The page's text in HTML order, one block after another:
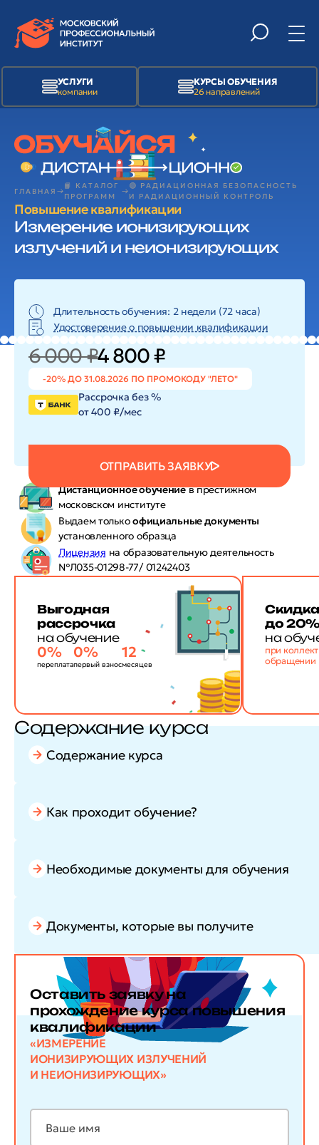
УСЛУГИ
компании
КУРСЫ ОБУЧЕНИЯ
26 направлений
ГЛАВНАЯ
📙 КАТАЛОГ
ПРОГРАММ
🟢 РАДИАЦИОННАЯ БЕЗОПАСНОСТЬ
И РАДИАЦИОННЫЙ КОНТРОЛЬ
Повышение квалификации
Измерение ионизирующих
излучений и неионизирующих
Длительность обучения: 2 недели (72 часа)
Удостоверение о повышении квалификации
6 000 ₽4 800 ₽
-20% ДО 31.08.2026 ПО ПРОМОКОДУ "ЛЕТО"
ОТПРАВИТЬ ЗАЯВКУ
Рассрочка без %
от 400 ₽/мес
Дистанционное обучениев престижном
московском институте
Выдаем толькоофициальные документы
установленного образца
Лицензия на образовательную деятельность
№Л035-01298-77/ 01242403
Выгодная
рассрочка
на обучение
0%
переплата
0%
первый взнос
12
месяцев
до
на
при
обращении
Содержание курса
Содержание курса
Как проходит обучение?
Необходимые документы для обучения
Документы, которые вы получите
Оставить заявкуна
прохождение курса повышения
квалификации
«ИЗМЕРЕНИЕ
ИОНИЗИРУЮЩИХ ИЗЛУЧЕНИЙ
И НЕИОНИЗИРУЮЩИХ»